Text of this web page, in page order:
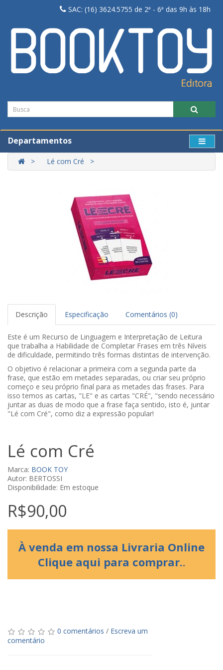
SAC: (16) 3624.5755 de 2ª - 6ª das 9h às 18h
Departamentos
Lé com Cré
Descrição Especificação Comentários (0)
Este é um Recurso de Linguagem e Interpretação de Leitura
que trabalha a Habilidade de Completar Frases em três Níveis
de dificuldade, permitindo três formas distintas de intervenção.
O objetivo é relacionar a primeira com a segunda parte da
frase, que estão em metades separadas, ou criar seu próprio
começo e seu próprio final para as metades das frases. Para
isso temos as cartas, "LE" e as cartas "CRÉ", "sendo necessário
juntar as duas de modo que a frase faça sentido, isto é, juntar
"Lé com Cré", como diz a expressão popular!
Lé com Cré
Marca: BOOK TOY
Autor: BERTOSSI
Disponibilidade: Em estoque
R$90,00
À venda em nossa Livraria Online
Clique aqui para comprar..
0 comentários / Escreva um
comentário